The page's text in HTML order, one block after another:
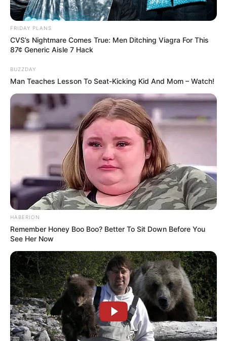
FRIDAY PLANS
CVS’s Nightmare Comes True: Men Ditching Viagra For This
87¢ Generic Aisle 7 Hack
BUZZDAY
Man Teaches Lesson To Seat-Kicking Kid And Mom – Watch!
HABERION
Remember Honey Boo Boo? Better To Sit Down Before You
See Her Now